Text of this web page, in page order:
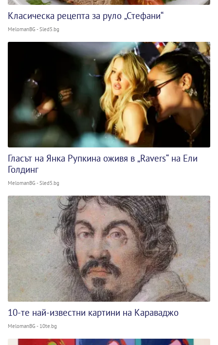
Класическа рецепта за руло „Стефани“
MelomanBG - Sled5.bg
Гласът на Янка Рупкина оживя в „Ravers“ на Ели
Голдинг
MelomanBG - Sled5.bg
10-те най-известни картини на Караваджо
MelomanBG - 10te.bg